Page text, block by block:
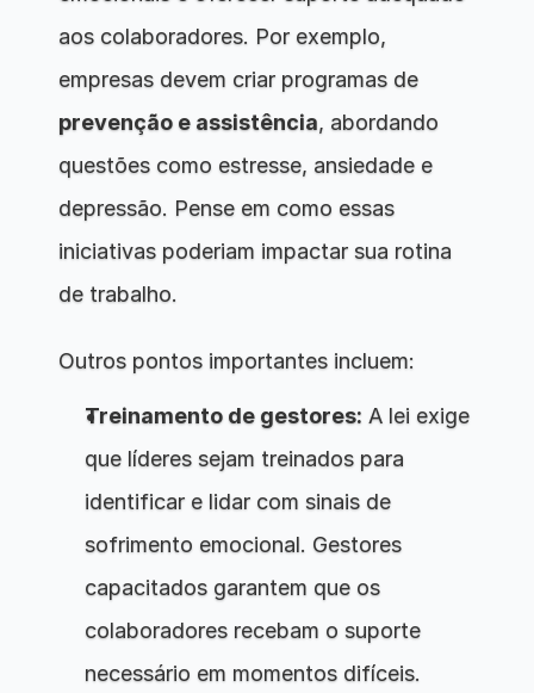
aos colaboradores. Por exemplo,
prevenção e assistência, abordando
questões como estresse, ansiedade e
depressão. Pense em como essas
iniciativas poderiam impactar sua rotina
de trabalho.
Outros pontos importantes incluem:
Treinamento de gestores: A lei exige
que líderes sejam treinados para
identificar e lidar com sinais de
sofrimento emocional. Gestores
capacitados garantem que os
colaboradores recebam o suporte
necessário em momentos difíceis.